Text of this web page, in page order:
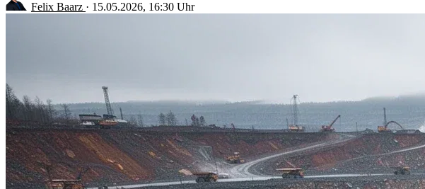
Felix Baarz · 15.05.2026, 16:30 Uhr